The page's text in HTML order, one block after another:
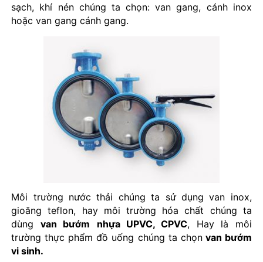
sạch, khí nén chúng ta chọn: van gang, cánh inox
hoặc van gang cánh gang.
Môi trường nước thải chúng ta sử dụng van inox,
gioăng teflon, hay môi trường hóa chất chúng ta
dùng van bướm nhựa UPVC, CPVC, Hay là môi
trường thực phẩm đồ uống chúng ta chọnvan bướm
vi sinh.